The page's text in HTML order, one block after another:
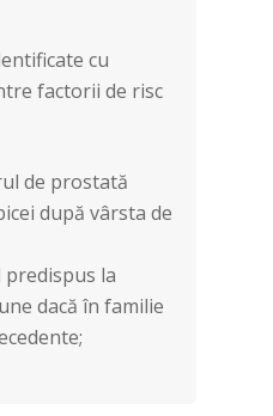
cu
factorii de risc
de prostată
după vârsta de
predispus la
dacă în familie